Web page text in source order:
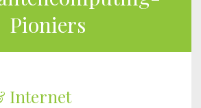
Pioniers
Internet